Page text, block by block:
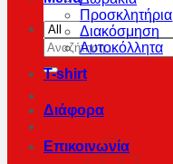
Αναζήτηση
για:
Προσκλητήρια
Διακόσμηση
Αυτοκόλλητα
T-shirt
Διάφορα
Επικοινωνία